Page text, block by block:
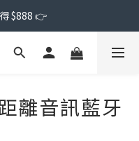
$888 👉
離音訊藍牙